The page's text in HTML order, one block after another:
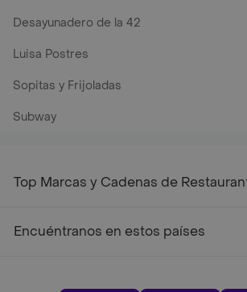
Desayunadero de la 42
Luisa Postres
Sopitas y Frijoladas
Subway
Top Marcas y Cadenas de
Encuéntranos en estos países